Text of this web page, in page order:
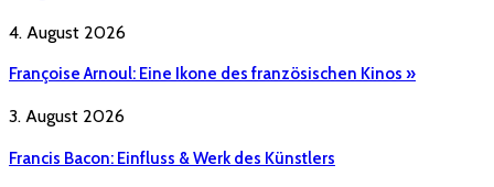
4. August 2026
Françoise Arnoul: Eine Ikone des französischen Kinos »
3. August 2026
Francis Bacon: Einfluss & Werk des Künstlers